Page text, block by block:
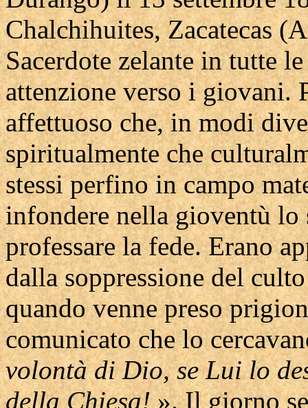
Chalchihuites, Zacatecas
Sacerdote zelante in tutte
attenzione verso i giovani.
affettuoso che, in modi
spiritualmente che
stessi perfino in campo
infondere nella gioventù
professare la fede. Erano
dalla soppressione del
quando venne preso
comunicato che lo
volontà di Dio, se Lui lo
della Chiesa!». Il giorno